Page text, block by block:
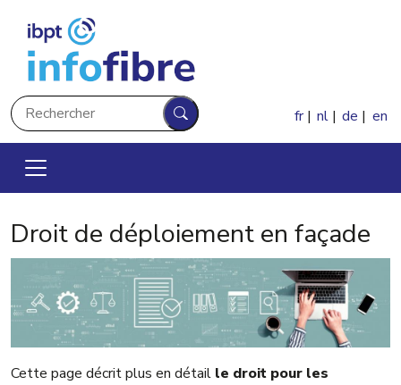
Rechercher
Rechercher
fr nl de en
Droit de déploiement en façade
Cette page décrit plus en détail le droit pour les